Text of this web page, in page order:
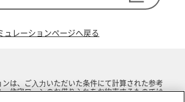
レーションページへ戻る
は、ご⼊⼒いただいた条件にて計算された参考
住宅ローンのお借り⼊れをお約束するものでは